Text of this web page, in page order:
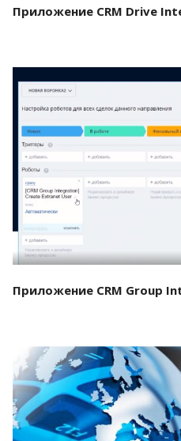
Приложение CRM Drive
Смотреть
Приложение CRM Group